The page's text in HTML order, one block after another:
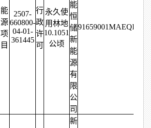
能
源
项
目
2507-
660800-
04-01-
361445
行
政
许
可
永久使
用林地
10.1051
公顷
能
恒
储
新
能
源
有
限
公
司
新